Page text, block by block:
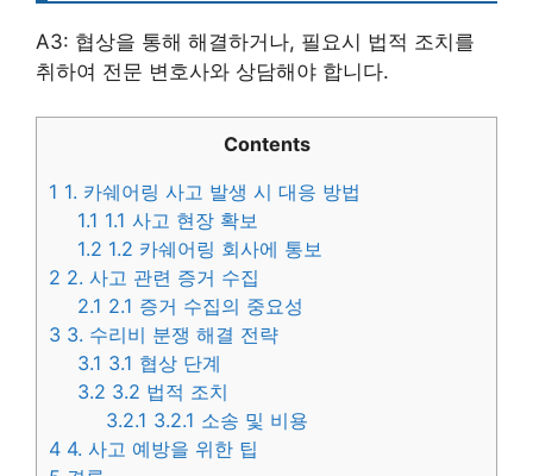
A3: 협상을 통해 해결하거나, 필요시 법적 조치를
취하여 전문 변호사와 상담해야 합니다.
Contents
1 1. 카쉐어링 사고 발생 시 대응 방법
1.1 1.1 사고 현장 확보
1.2 1.2 카쉐어링 회사에 통보
2 2. 사고 관련 증거 수집
2.1 2.1 증거 수집의 중요성
3 3. 수리비 분쟁 해결 전략
3.1 3.1 협상 단계
3.2 3.2 법적 조치
3.2.1 3.2.1 소송 및 비용
4 4. 사고 예방을 위한 팁